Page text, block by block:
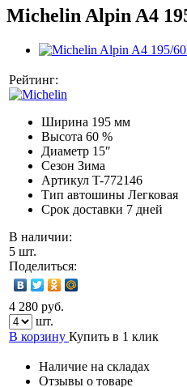
Michelin Alpin A4
Рейтинг:
Ширина 195 мм
Высота 60 %
Диаметр 15″
Сезон Зима
Артикул T-772146
Тип автошины Легковая
Срок доставки 7 дней
В наличии:
5 шт.
Поделиться:
4 280 руб.
шт.
В корзину Купить в 1 клик
Наличие на складах
Отзывы о товаре